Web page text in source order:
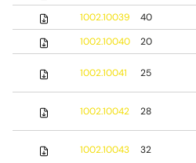
1002.10039
40
1002.10040
20
1002.10041 25
1002.10042 28
1002.10043 32